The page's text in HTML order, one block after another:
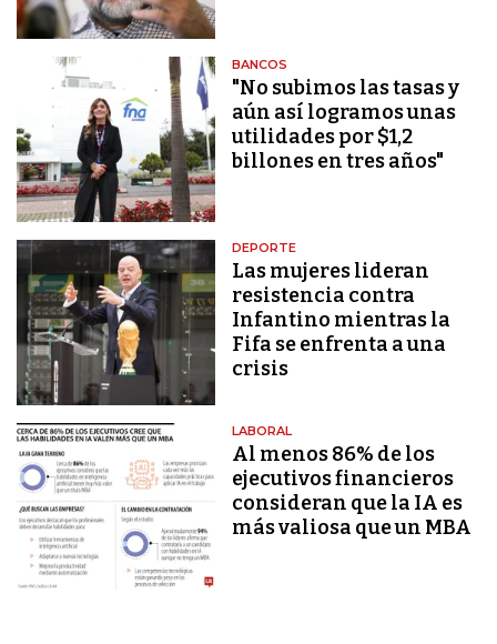
BANCOS
"No subimos las tasas y
aún así logramos unas
utilidades por $1,2
billones en tres años"
DEPORTE
Las mujeres lideran
resistencia contra
Infantino mientras la
Fifa se enfrenta a una
crisis
LABORAL
Al menos 86% de los
ejecutivos financieros
consideran que la IA es
más valiosa que un MBA